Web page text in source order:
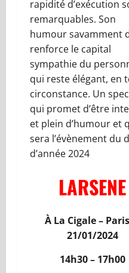
rapidité d’exécution
remarquables. Son
humour savamment
renforce le capital
sympathie du
qui reste élégant, en
circonstance. Un
qui promet d’être
et plein d’humour et
sera l’évènement du
d’année 2024
LARSENE
À La Cigale –
21/01/2024
14h30 – 17h00